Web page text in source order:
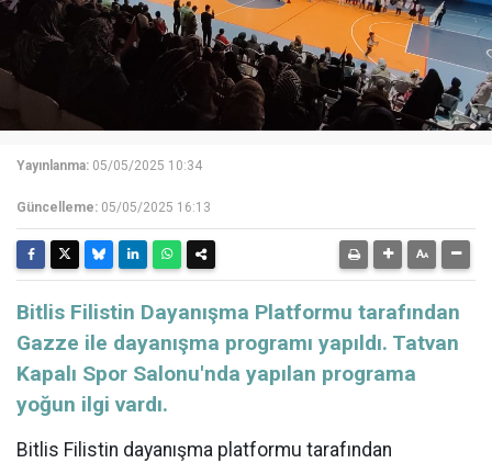
Yayınlanma: 05/05/2025 10:34
Güncelleme: 05/05/2025 16:13
Bitlis Filistin Dayanışma Platformu tarafından
Gazze ile dayanışma programı yapıldı. Tatvan
Kapalı Spor Salonu'nda yapılan programa
yoğun ilgi vardı.
Bitlis Filistin dayanışma platformu tarafından